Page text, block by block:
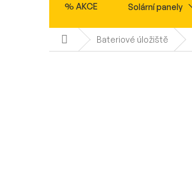
% AKCE Solární panely
Ohřev vody
Domů Bateriové úložiště